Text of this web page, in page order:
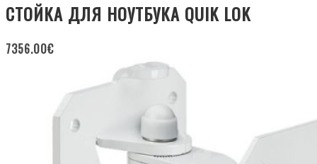
СТОЙКА ДЛЯ НОУТБУКА QUIK LOK
7356.00€